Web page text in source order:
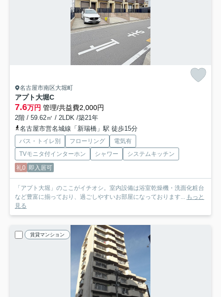
名古屋市南区大堀町
アプト大堀C
7.6万円 管理/共益費2,000円
2階 / 59.62㎡ / 2LDK /築21年
名古屋市営名城線「新瑞橋」駅 徒歩15分
バス・トイレ別 フローリング
電気有
TVモニタ付インターホン
シャワー
システムキッチン
礼0 即入居可
「アプト大堀」のここがイチオシ。室内設備は浴室乾燥機・洗面化粧台
など豊富に揃っており、過ごしやすいお部屋になっております... もっと
見る
賃貸マンション